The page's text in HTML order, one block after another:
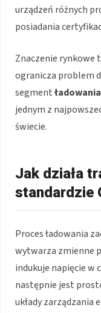
urządzeń różnych
posiadania
Znaczenie rynkowe
ogranicza problem
segment
jednym z
świecie.
Jak działa
standardzie
Proces ładowania
wytwarza zmienne
indukuje napięcie w
następnie jest
układy zarządzania